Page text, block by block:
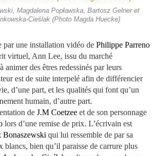
Magdalena Popławska, Bartosz Gelner et
Cieślak (Photo Magda Huecke)
par une installation vidéo de Philippe Parreno
virtuel, Ann Lee, issu du marché
animer des êtres redessinés par leurs
est de suite interpelé afin de différencier
d’une part, et les qualités qui font qu’un
humain, d’autre part.
de J.M Coetzee et de son personnage
lors d’une remise de prix. L’écrivain est
Bonaszewski qui lui ressemble de par sa
blancs, bien qu’il paraisse de carrure plus